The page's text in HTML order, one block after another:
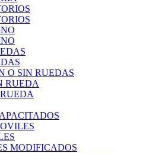
O SIN RUEDAS
RUEDA
MODIFICADOS